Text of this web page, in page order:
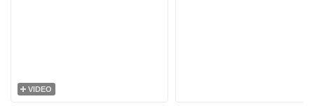
VIDEO